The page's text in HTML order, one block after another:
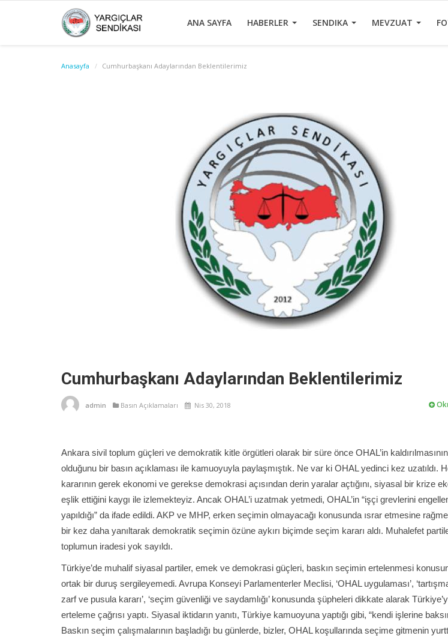
ANA SAYFA HABERLER SENDIKA MEVZUAT
Anasayfa Cumhurbaşkanı Adaylarından Beklentilerimiz
Cumhurbaşkanı Adaylarından Beklentilerimiz
admin Basın Açıklamaları Nis 30, 2018
Ankara sivil toplum güçleri ve demokratik kitle örgütleri olarak bir süre önce OHAL’in
olduğunu bir basın açıklaması ile kamuoyuyla paylaşmıştık. Ne var ki OHAL yedinci kez uzatıldı.
kararının gerek ekonomi ve gerekse demokrasi açısından derin yaralar açtığını, siyasal bir krize
eşlik ettiğini kaygı ile izlemekteyiz. Ancak OHAL’i uzatmak yetmedi, OHAL’in “işçi grevlerini
yapıldığı” da ifade edildi. AKP ve MHP, erken seçimin olmayacağı konusunda ısrar etmesine
bir kez daha yanıltarak demokratik seçimin özüne aykırı biçimde seçim kararı aldı. Muhalefet
toplumun iradesi yok sayıldı.
Türkiye’de muhalif siyasal partiler, emek ve demokrasi güçleri, baskın seçimin ertelenmesi
ortak bir duruş sergileyemedi. Avrupa Konseyi Parlamenterler Meclisi, ‘OHAL uygulaması’,
zarf ve pusula kararı’, ‘seçim güvenliği ve saydamlığı’ konusunda şüpheleri dikkate alarak
erteleme çağrısı yaptı. Siyasal iktidarın yanıtı, Türkiye kamuoyuna yaptığı gibi, “kendi işlerine
Baskın seçim çalışmalarının başladığı bu günlerde, bizler, OHAL koşullarında seçime gitmenin